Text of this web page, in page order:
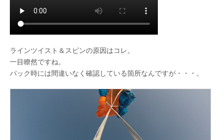
ラインツイスト＆スピンの原因はコレ。
一目瞭然ですね。
パック時には間違いなく確認している箇所なんですが・・・。